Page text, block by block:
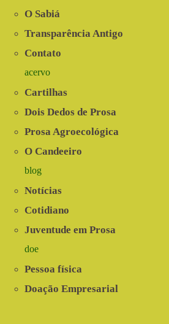
Comida
Verdade
O Sabiá
Transparência Antigo
Contato
acervo
Cartilhas
Dois Dedos de Prosa
Prosa Agroecológica
O Candeeiro
blog
Notícias
Cotidiano
Juventude em Prosa
doe
Pessoa física
Doação Empresarial